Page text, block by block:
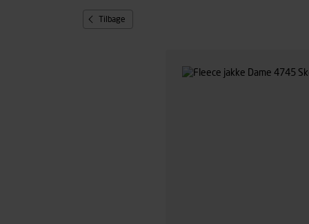
Tilbage